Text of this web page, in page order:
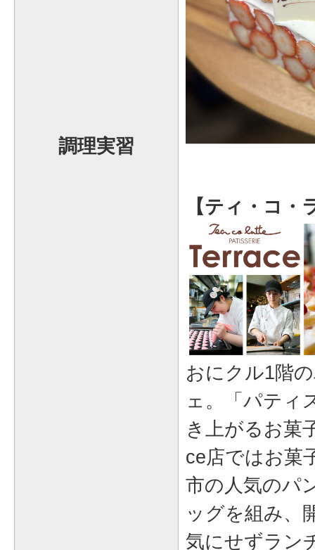
調理実習
【ティ・コ
おにクル1階
ェ。「パティ
き上がるお菓
ce店ではお菓
市の人気のパ
ッグを組み、
気にせずラン